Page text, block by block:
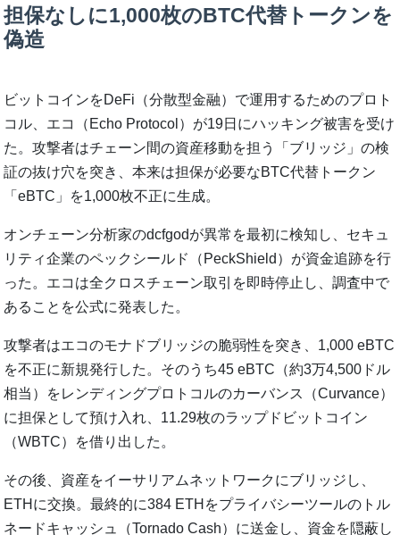
担保なしに1,000枚のBTC代替トークンを
偽造
ビットコインをDeFi（分散型金融）で運用するためのプロト
コル、エコ（Echo Protocol）が19日にハッキング被害を受け
た。攻撃者はチェーン間の資産移動を担う「ブリッジ」の検
証の抜け穴を突き、本来は担保が必要なBTC代替トークン
「eBTC」を1,000枚不正に生成。
オンチェーン分析家のdcfgodが異常を最初に検知し、セキュ
リティ企業のペックシールド（PeckShield）が資金追跡を行
った。エコは全クロスチェーン取引を即時停止し、調査中で
あることを公式に発表した。
攻撃者はエコのモナドブリッジの脆弱性を突き、1,000 eBTC
を不正に新規発行した。そのうち45 eBTC（約3万4,500ドル
相当）をレンディングプロトコルのカーバンス（Curvance）
に担保として預け入れ、11.29枚のラップドビットコイン
（WBTC）を借り出した。
その後、資産をイーサリアムネットワークにブリッジし、
ETHに交換。最終的に384 ETHをプライバシーツールのトル
ネードキャッシュ（Tornado Cash）に送金し、資金を隠蔽し